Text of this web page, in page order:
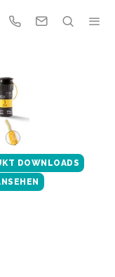
DOWNLOADS